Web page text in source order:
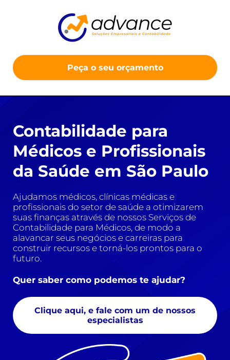
Peça o seu orçamento
Contabilidade para
Médicos e Profissionais
da Saúde em São Paulo
Ajudamos médicos, clínicas médicas e
profissionais do setor de saúde a otimizarem
suas finanças através de nossos Serviços de
Contabilidade para Médicos, de modo a
alavancar seus negócios e carreiras para
construir recursos e torná-los prontos para o
futuro.
Quer saber como podemos te ajudar?
Clique aqui, e fale com um de nossos
especialistas